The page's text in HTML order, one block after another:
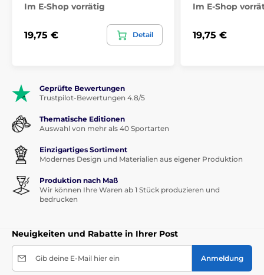
Im E-Shop vorrätig
19,75 € Detail
Im E-Shop
19,75 €
Geprüfte Bewertungen
Trustpilot-Bewertungen 4.8/5
Thematische Editionen
Auswahl von mehr als 40 Sportarten
Einzigartiges Sortiment
Modernes Design und Materialien aus eigener Produktion
Produktion nach Maß
Wir können Ihre Waren ab 1 Stück produzieren und
bedrucken
Neuigkeiten und Rabatte in Ihrer Post
Gib deine E-Mail hier ein Anmeldung